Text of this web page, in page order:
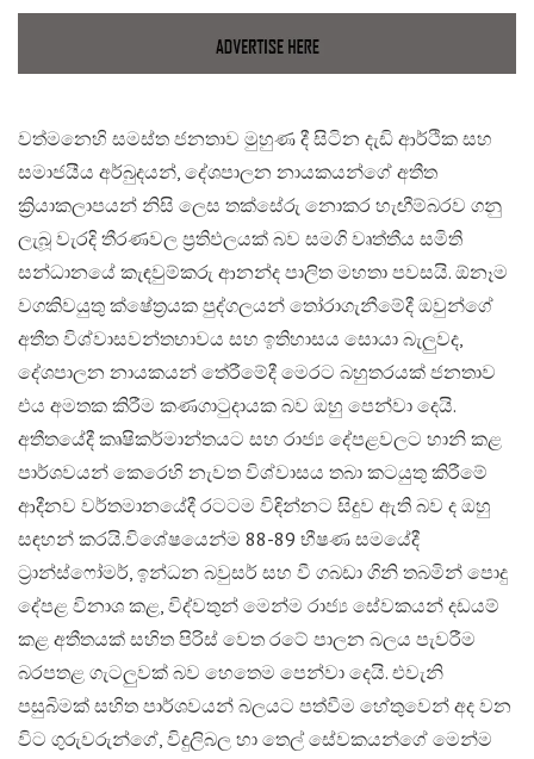
වත්මනෙහි සමස්ත ජනතාව මුහුණ දී සිටින දැඩි ආර්ථික සහ
සමාජයීය අර්බුදයන්, දේශපාලන නායකයන්ගේ අතීත
ක්‍රියාකලාපයන් නිසි ලෙස තක්සේරු නොකර හැඟීම්බරව ගනු
ලැබූ වැරදි තීරණවල ප්‍රතිඵලයක් බව සමගි වෘත්තීය සමිති
සන්ධානයේ කැඳවුම්කරු ආනන්ද පාලිත මහතා පවසයි. ඕනෑම
වගකිවයුතු ක්ෂේත්‍රයක පුද්ගලයන් තෝරාගැනීමේදී ඔවුන්ගේ
අතීත විශ්වාසවන්තභාවය සහ ඉතිහාසය සොයා බැලුවද,
දේශපාලන නායකයන් තේරීමේදී මෙරට බහුතරයක් ජනතාව
එය අමතක කිරීම කණගාටුදායක බව ඔහු පෙන්වා දෙයි.
අතීතයේදී කෘෂිකර්මාන්තයට සහ රාජ්‍ය දේපළවලට හානි කළ
පාර්ශවයන් කෙරෙහි නැවත විශ්වාසය තබා කටයුතු කිරීමේ
ආදීනව වර්තමානයේදී රටටම විඳින්නට සිදුව ඇති බව ද ඔහු
සඳහන් කරයි.​විශේෂයෙන්ම 88-89 භීෂණ සමයේදී
ට්‍රාන්ස්ෆෝමර්, ඉන්ධන බවුසර් සහ වී ගබඩා ගිනි තබමින් පොදු
දේපළ විනාශ කළ, විද්වතුන් මෙන්ම රාජ්‍ය සේවකයන් දඩයම්
කළ අතීතයක් සහිත පිරිස් වෙත රටේ පාලන බලය පැවරීම
බරපතළ ගැටලුවක් බව හෙතෙම පෙන්වා දෙයි. එවැනි
පසුබිමක් සහිත පාර්ශවයන් බලයට පත්වීම හේතුවෙන් අද වන
විට ගුරුවරුන්ගේ, විදුලිබල හා තෙල් සේවකයන්ගේ මෙන්ම